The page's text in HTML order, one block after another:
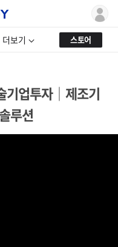
더보기 스토어
기업투자｜제조기
루션